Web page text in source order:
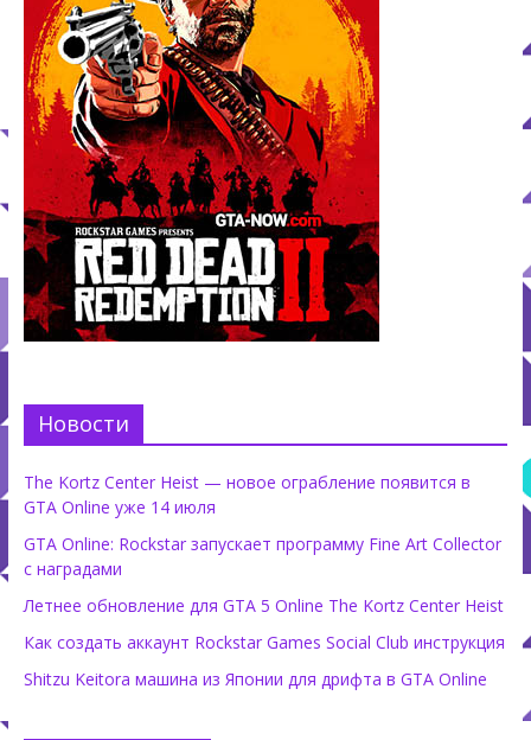
Новости
The Kortz Center Heist — новое ограбление появится в
GTA Online уже 14 июля
GTA Online: Rockstar запускает программу Fine Art Collector
с наградами
Летнее обновление для GTA 5 Online The Kortz Center Heist
Как создать аккаунт Rockstar Games Social Club инструкция
Shitzu Keitora машина из Японии для дрифта в GTA Online